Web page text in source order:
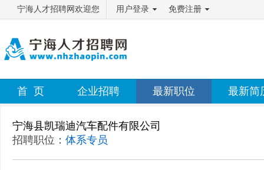
宁海人才招聘网欢迎您 用户登录 免费注册
首 页 企业招聘 最新职位 最新简
宁海县凯瑞迪汽车配件有限公司
招聘职位： 体系专员